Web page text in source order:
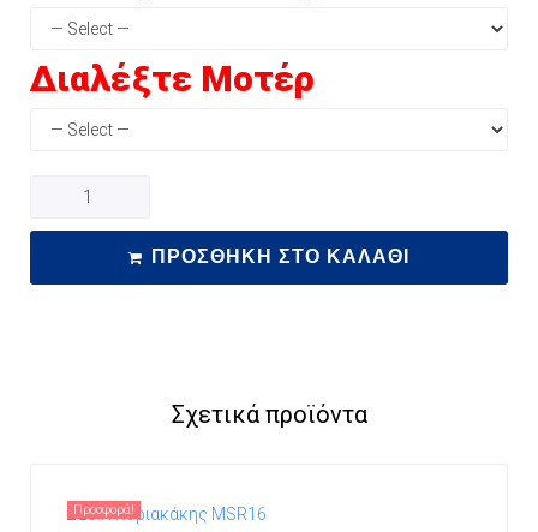
Διαλέξτε Μοτέρ
ΠΡΟΣΘΉΚΗ ΣΤΟ ΚΑΛΆΘΙ
Σχετικά προϊόντα
Προσφορά!